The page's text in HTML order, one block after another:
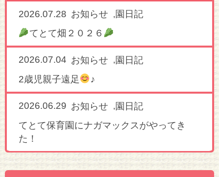
2026.07.28 お知らせ ,園日記
てとて畑２０２６
2026.07.04 お知らせ ,園日記
2歳児親子遠足
♪
2026.06.29 お知らせ ,園日記
てとて保育園にナガマックスがやってき
た！